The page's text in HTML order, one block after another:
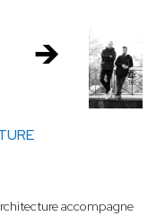
accompagne